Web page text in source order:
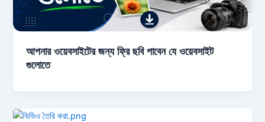
আপনার ওয়েবসাইটের জন্য ফ্রি ছবি পাবেন যে ওয়েবসাইট
গুলোতে